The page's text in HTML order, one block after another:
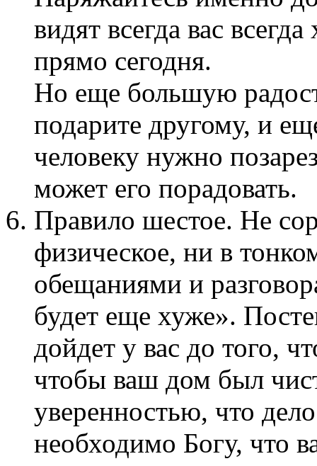
видят всегда вас
прямо сегодня.
Но еще большую
подарите другому, и
человеку нужно
может его порадовать.
Правило шестое. Не
физическое, ни в
обещаниями и
будет еще хуже».
дойдет у вас до того,
чтобы ваш дом был
уверенностью, что
необходимо Богу, что